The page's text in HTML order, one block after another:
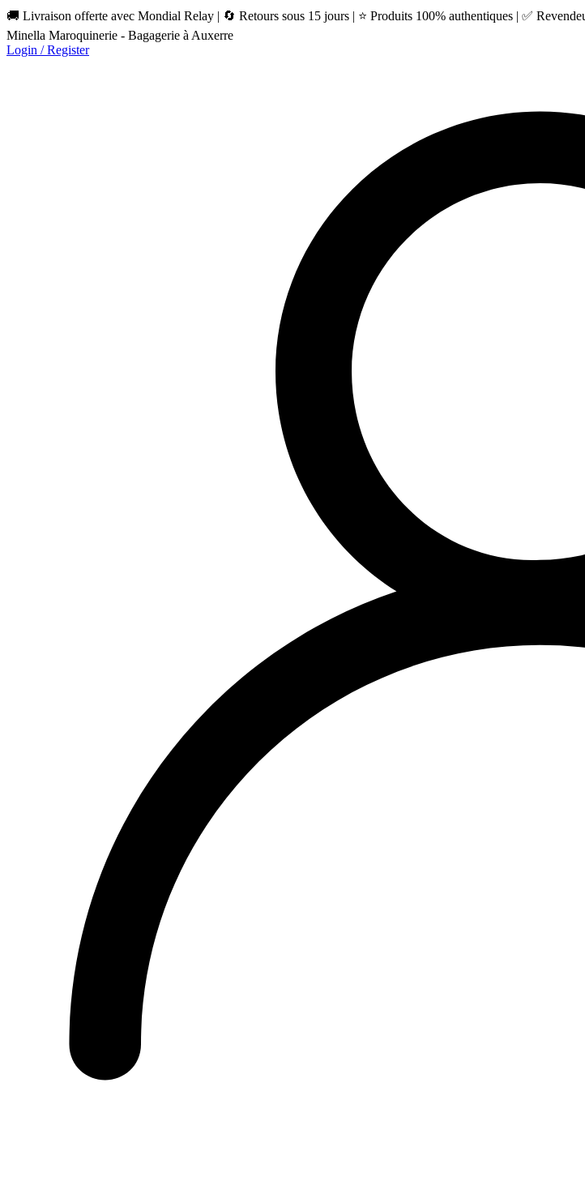
🚚 Livraison offerte avec Mondial Relay | 🔄 Retours sous 15 jours | ⭐ Produits 100% authentiques | ✅
Minella Maroquinerie - Bagagerie à Auxerre
Login / Register